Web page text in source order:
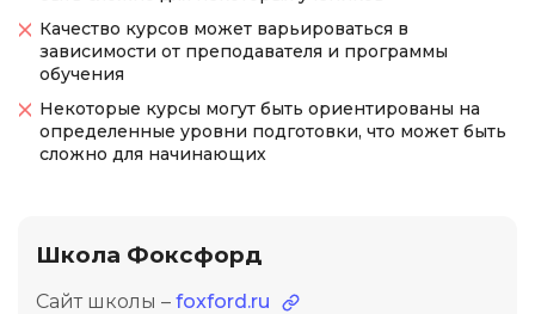
Качество курсов может варьироваться в
зависимости от преподавателя и программы
обучения
Некоторые курсы могут быть ориентированы на
определенные уровни подготовки, что может быть
сложно для начинающих
Школа Фоксфорд
Сайт школы – foxford.ru